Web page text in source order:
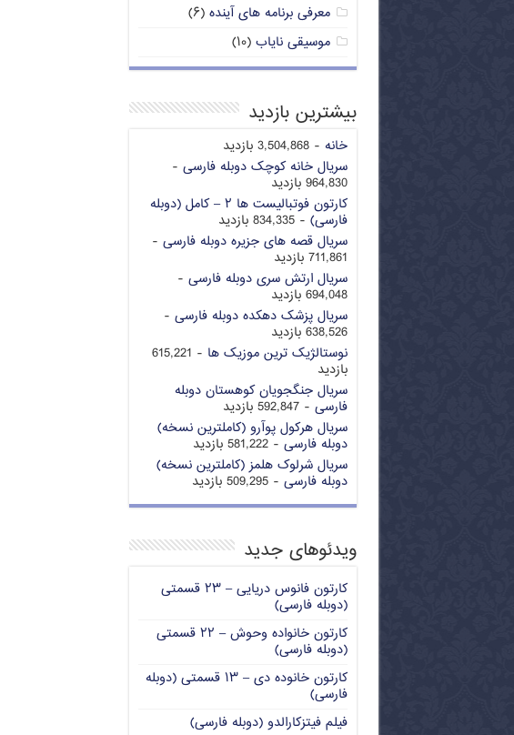
معرفی برنامه های آینده (۶)
موسیقی نایاب (۱۰)
بیشترین بازدید
خانه - 3,504,868 بازدید
سریال خانه کوچک دوبله فارسی -
964,830 بازدید
کارتون فوتبالیست ها ۲ – کامل (دوبله
فارسی) - 834,335 بازدید
سریال قصه های جزیره دوبله فارسی -
711,861 بازدید
سریال ارتش سری دوبله فارسی -
694,048 بازدید
سریال پزشک دهکده دوبله فارسی -
638,526 بازدید
نوستالژیک ترین موزیک ها
- 615,221
بازدید
سریال جنگجویان کوهستان دوبله
فارسی - 592,847 بازدید
سریال هرکول پوآرو (کاملترین نسخه)
دوبله فارسی - 581,222 بازدید
سریال شرلوک هلمز (کاملترین نسخه)
دوبله فارسی - 509,295 بازدید
ویدئوهای جدید
کارتون فانوس دریایی – ۲۳ قسمتی
(دوبله فارسی)
کارتون خانواده وحوش – ۲۲ قسمتی
(دوبله فارسی)
کارتون خانوده دی – ۱۳ قسمتی (دوبله
فارسی)
فیلم فیتزکارالدو (دوبله فارسی)